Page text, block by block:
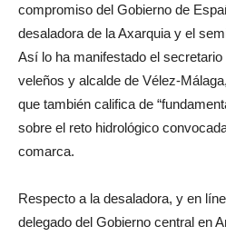
compromiso del Gobierno de
desaladora de la Axarquia y el
Así lo ha manifestado el
veleños y alcalde de Vélez-
que también califica de
sobre el reto hidrológico
comarca.
Respecto a la desaladora, y en
delegado del Gobierno central en